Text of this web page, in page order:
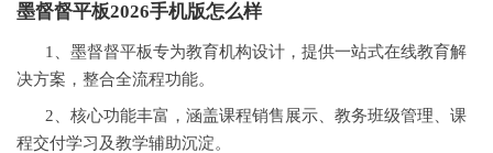
墨督督平板2026手机版怎么样
1、墨督督平板专为教育机构设计，提供一站式在线教育解
决方案，整合全流程功能。
2、核心功能丰富，涵盖课程销售展示、教务班级管理、课
程交付学习及教学辅助沉淀。